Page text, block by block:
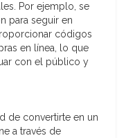
Por ejemplo, se
para seguir en
códigos
en línea, lo que
con el público y
de convertirte en un
a través de